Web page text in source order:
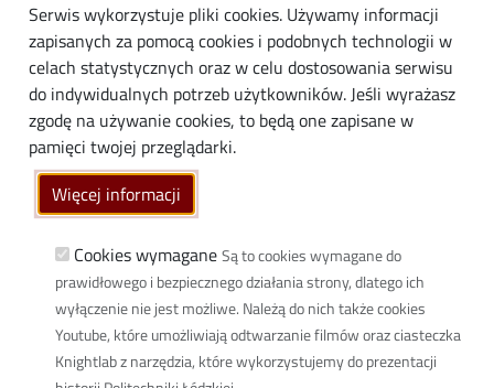
Serwis wykorzystuje pliki cookies. Używamy informacji
zapisanych za pomocą cookies i podobnych technologii w
celach statystycznych oraz w celu dostosowania serwisu
do indywidualnych potrzeb użytkowników. Jeśli wyrażasz
zgodę na używanie cookies, to będą one zapisane w
pamięci twojej przeglądarki.
Więcej informacji
Cookies wymagane Są to cookies wymagane do
prawidłowego i bezpiecznego działania strony, dlatego ich
wyłączenie nie jest możliwe. Należą do nich także cookies
Youtube, które umożliwiają odtwarzanie filmów oraz ciasteczka
Knightlab z narzędzia, które wykorzystujemy do prezentacji
Biznes
Media
Społeczność lokalna
Linki
Wikamp
Poczta elektroniczna
Biblioteka PŁ
Dyscypliny naukowe w PŁ
Inicjatywa Doskonałości Uczelnia Badawcza
BIP